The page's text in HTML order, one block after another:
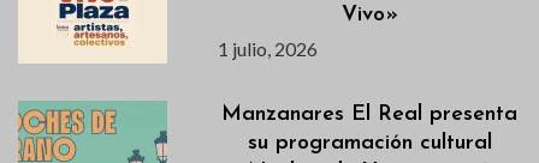
Vivo»
1 julio, 2026
Manzanares El Real presenta
su programación cultural